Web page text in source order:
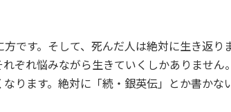
です。そして、死んだ人は絶対に生き返
ぞれ悩みながら生きていくしかありませ
ります。絶対に「続・銀英伝」とか書かな